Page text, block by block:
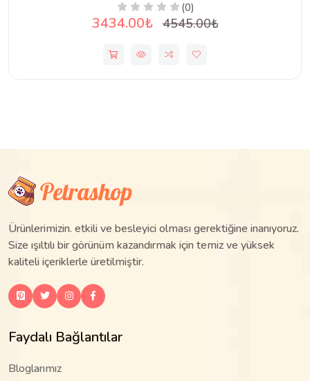
(0)
3434.00₺ 4545.00₺
Ürünlerimizin. etkili ve besleyici olması gerektiğine inanıyoruz.
Size ışıltılı bir görünüm kazandırmak için temiz ve yüksek
kaliteli içeriklerle üretilmiştir.
Faydalı Bağlantılar
Bloglarımız